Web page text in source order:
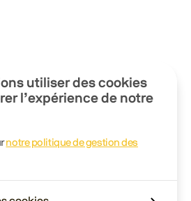
utiliser des cookies
l’expérience de notre
notre politique de gestion des